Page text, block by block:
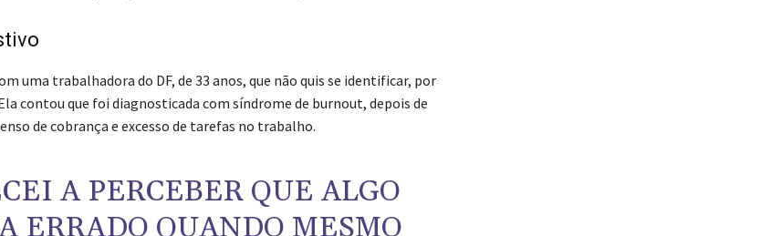
uma trabalhadora do DF, de 33 anos, que não quis se identificar, por
contou que foi diagnosticada com síndrome de burnout, depois de
de cobrança e excesso de tarefas no trabalho.
A PERCEBER QUE ALGO
ERRADO QUANDO MESMO